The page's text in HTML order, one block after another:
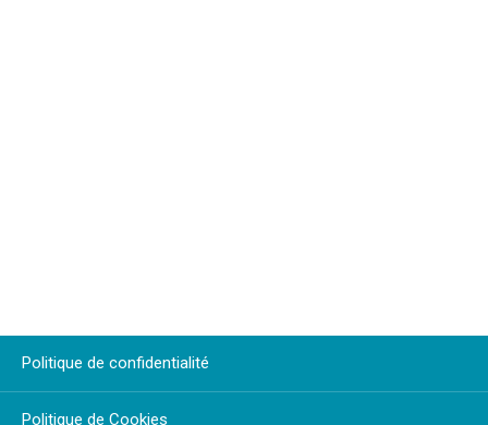
Politique de confidentialité
Politique de Cookies